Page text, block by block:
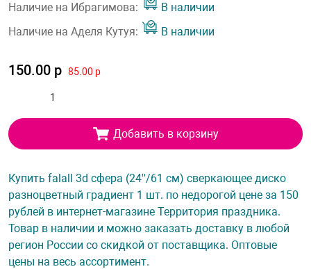
Наличие на Ибрагимова:
В наличии
Наличие на Аделя Кутуя:
В наличии
150.00 р 85.00 р
Добавить в корзину
Купить falall 3d сфера (24''/61 см) сверкающее диско
разноцветный градиент 1 шт. по недорогой цене за 150
рублей в интернет-магазине Территория праздника.
Товар в наличии и можно заказать доставку в любой
регион России со скидкой от поставщика. Оптовые
цены на весь ассортимент.